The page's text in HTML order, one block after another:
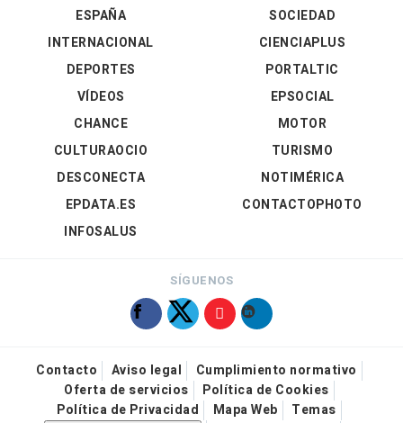
ESPAÑA
INTERNACIONAL
DEPORTES
VÍDEOS
SOCIEDAD
CIENCIAPLUS
PORTALTIC
EPSOCIAL
CHANCE
CULTURAOCIO
DESCONECTA
EPDATA.ES
INFOSALUS
MOTOR
TURISMO
NOTIMÉRICA
CONTACTOPHOTO
SÍGUENOS
Contacto Aviso legal
Cumplimiento normativo
Oferta de servicios
Política de Cookies
Política de Privacidad
Mapa Web
Temas